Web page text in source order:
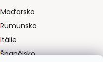
Maďarsko
Rumunsko
Itálie
Španělsko